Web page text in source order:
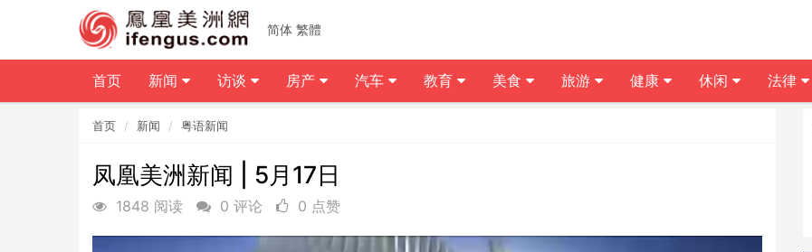
首页 新闻 粤语新闻
凤凰美洲新闻 | 5月17日
1848 阅读 0 评论 0 点赞
简体 繁體
首页 新闻 访谈 房产 汽车 教育 美食 旅游 健康 休闲 法律